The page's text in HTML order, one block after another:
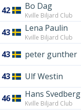
42 Bo Dag
Kville Biljard Club
43 Lena Paulin
Kville Biljard Club
43 peter gunther
43 Ulf Westin
46 Hans Svedberg
Kville Biljard Club